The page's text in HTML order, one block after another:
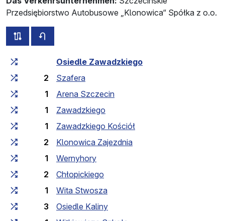
Przedsiębiorstwo Autobusowe „Klonowica“ Spółka z o.o.
alle Strecken dieser Linie
Fahrtzeit zunehmend Fahrtzeit zwischen den
Osiedle Zawadzkiego
2
Szafera
1
Arena Szczecin
1
Zawadzkiego
1
Zawadzkiego Kościół
2
Klonowica Zajezdnia
1
Wernyhory
2
Chłopickiego
1
Wita Stwosza
3
Osiedle Kaliny